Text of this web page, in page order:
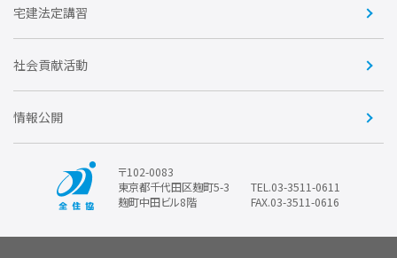
全住協ビジネスショップ
賛助会員
住宅・土地税制改正要望
優良事業表彰
宅建法定講習
社会貢献活動
情報公開
〒102-0083
東京都千代田区麹町5-3
麹町中田ビル8階
TEL.03-3511-0611
FAX.03-3511-0616